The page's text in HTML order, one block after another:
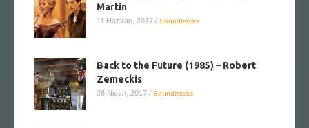
Martin
11 Haziran, 2017 / Soundtracks
Back to the Future (1985) – Robert
Zemeckis
08 Nisan, 2017 / Soundtracks